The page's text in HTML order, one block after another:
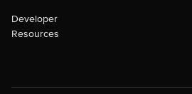
Developer
Resources